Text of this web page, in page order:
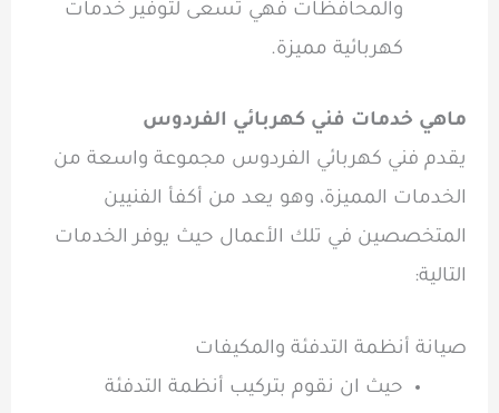
والمحافظات فهي تسعى لتوفير خدمات
كهربائية مميزة.
ماهي خدمات فني كهربائي الفردوس
يقدم فني كهربائي الفردوس مجموعة واسعة من
الخدمات المميزة، وهو يعد من أكفأ الفنيين
المتخصصين في تلك الأعمال حيث يوفر الخدمات
التالية:
صيانة أنظمة التدفئة والمكيفات
حيث ان نقوم بتركيب أنظمة التدفئة